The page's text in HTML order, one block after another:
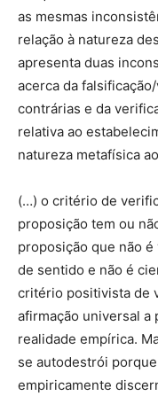
as mesmas
relação à natureza
apresenta duas
acerca da
contrárias e da
relativa ao
natureza metafísica
(…) o critério de
proposição tem ou
proposição que não
de sentido e não é
critério positivista de
afirmação universal a
realidade empírica.
se autodestrói
empiricamente